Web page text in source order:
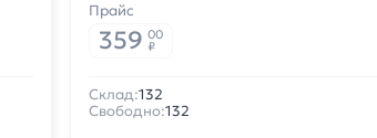
Прайс
359 00
₽
Склад:132
Свободно:132